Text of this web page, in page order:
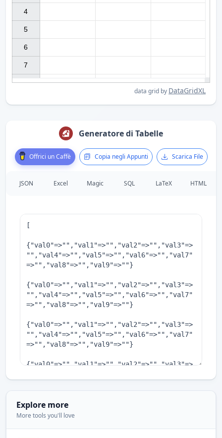
data grid by DataGridXL
4
5
6
7
Generatore di Tabelle
Offrici un Caffè Copia negli Appunti Scarica File
JSON Excel Magic SQL LaTeX HTML
Explore more
More tools you'll love